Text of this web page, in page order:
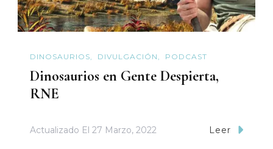
DINOSAURIOS DIVULGACIÓN PODCAST
Dinosaurios en Gente Despierta,
RNE
Actualizado El 27 Marzo, 2022 Leer